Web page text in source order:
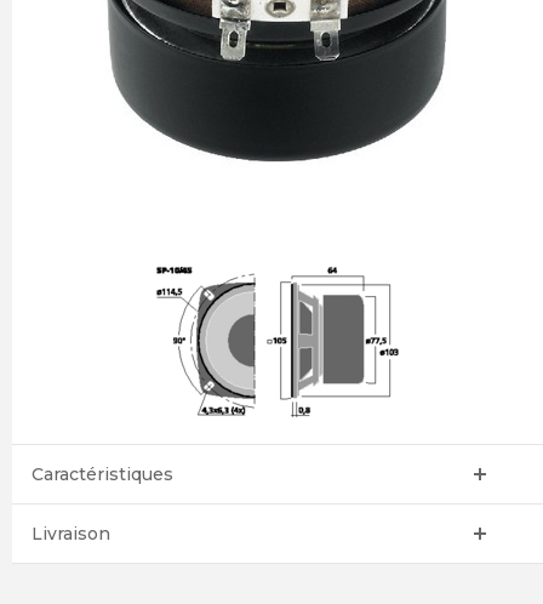
Caractéristiques
Livraison